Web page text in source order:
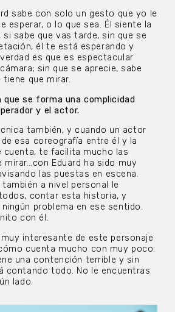
sabe con solo un gesto que yo le
esperar, o lo que sea. Él siente la
si sabe que vas tarde, sin que se
él te está esperando y
es que es espectacular
sin que se aprecie, sabe
tiene que mirar.
que se forma una complicidad
y el actor.
también, y cuando un actor
de esa coreografía entre él y la
cuenta, te facilita mucho las
mirar…con Eduard ha sido muy
las puestas en escena.
a nivel personal le
contar esta historia, y
problema en ese sentido.
con él.
interesante de este personaje
cuenta mucho con muy poco.
una contención terrible y sin
contando todo. No le encuentras
lado.